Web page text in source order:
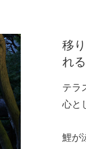
移
れ
テラ
心と
鯉が